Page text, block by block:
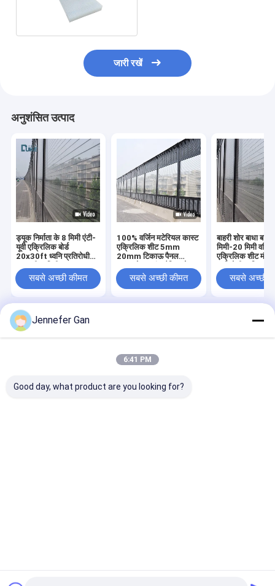
जारी रखें
अनुशंसित उत्पाद
ड्यूक निर्माता के 8 मिमी एंटी-
यूवी एक्रिलिक बोर्ड
20x30ft ध्वनि प्रतिरोधी
नगरपालिका निर्माण उत्कीर्णन
के लिए शामिल
सबसे अच्छी कीमत
100% वर्जिन मटेरियल कास्ट
एक्रिलिक शीट 5mm
20mm टिकाऊ पैनल
लिए
सबसे अच्छी कीमत
बाहरी शोर बाधा
मिमी-20 मिमी
एक्रिलिक शीट
सबसे अच्छी
होम
साइटमैप
गोपनीयता नीति
चीन का कारखाना.Copyright © 2026 Chengdu
Cast Acrylic Panel Industry Co., Ltd. All Rights Reserved.
Jennefer Gan
6:41 PM
Good day, what product are you looking for?